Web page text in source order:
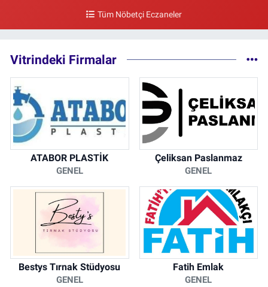
kalaycıbahçe Meydana DoğruTüm Nöbetçi Eczaneler
Vitrindeki Firmalar
ATABOR PLASTİK
GENEL
Çeliksan Paslanmaz
GENEL
Bestys Tırnak Stüdyosu
GENEL
Fatih Emlak
GENEL